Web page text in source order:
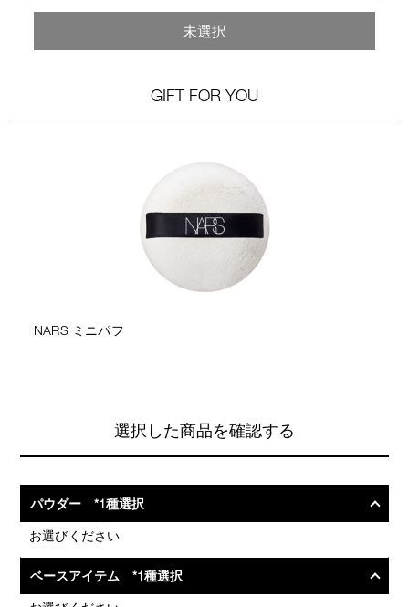
NARS ブラッシュ Ｎ 775 ORGASM RUSH 特製サイズ (2.5G)
未選択
GIFT FOR YOU
NARS ミニパフ
選択した商品を確認する
パウダー *1種選択
お選びください
ベースアイテム *1種選択